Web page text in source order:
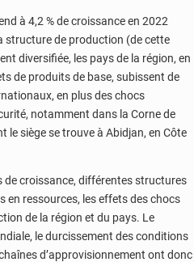
à 4,2 % de croissance en 2022
structure de production (de cette
diversifiée, les pays de la région, en
de produits de base, subissent de
en plus des chocs
notamment dans la Corne de
le siège se trouve à Abidjan, en Côte
de croissance, différentes structures
en ressources, les effets des chocs
de la région et du pays. Le
le durcissement des conditions
d’approvisionnement ont donc